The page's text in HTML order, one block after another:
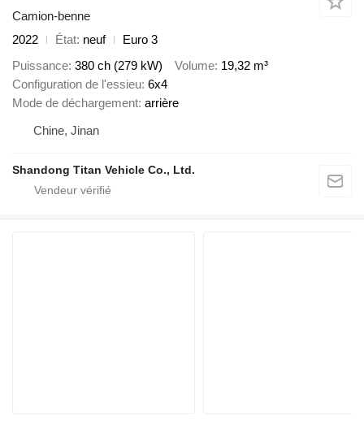
Camion-benne
2022
État neuf
Euro 3
Puissance 380 ch (279 kW) Volume 19,32 m³
Configuration de l'essieu 6x4
Mode de déchargement arrière
Chine, Jinan
Shandong Titan Vehicle Co., Ltd.